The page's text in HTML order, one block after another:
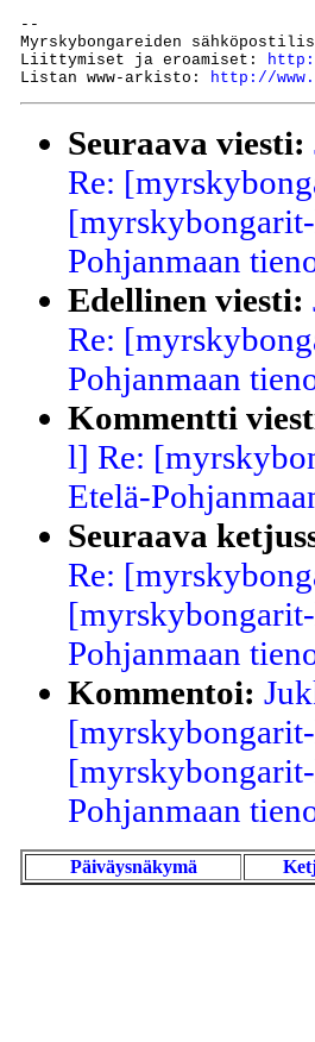
--
Myrskybongareiden
Liittymiset ja eroamiset:
Listan www-arkisto:
http://
Seuraava viesti:
Re:
Pohjanmaan
Edellinen viesti:
Re:
Pohjanmaan
Kommentti
l] Re:
Etelä-
Seuraava
Re:
Pohjanmaan
Kommentoi:
Pohjanmaan
Päiväysnäkymä